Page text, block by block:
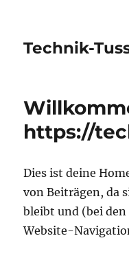
Technik-
https://
Dies ist deine
von Beiträgen, da
bleibt und (bei den
Website-